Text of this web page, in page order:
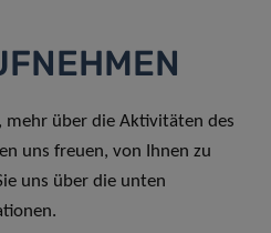
mehr über die Aktivitäten des
uns freuen, von Ihnen zu
uns über die unten